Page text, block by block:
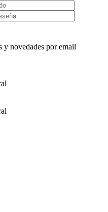
y novedades por email